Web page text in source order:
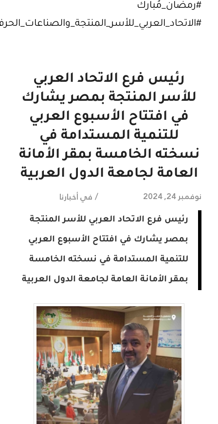
#رمضان_مُبارك
رئيس فرع الاتحاد العربي
للأسر المنتجة بمصر يشارك
في افتتاح الأسبوع العربي
للتنمية المستدامة في
نسخته الخامسة بمقر الأمانة
العامة لجامعة الدول العربية
نوفمبر 24, 2024 / فيأخبارنا
رئيس فرع الاتحاد العربي للأسر المنتجة
بمصر يشارك في افتتاح الأسبوع العربي
للتنمية المستدامة في نسخته الخامسة
بمقر الأمانة العامة لجامعة الدول العربية